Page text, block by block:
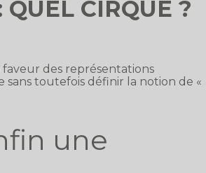
CIRQUE ?
des représentations
toutefois définir la notion de «
une